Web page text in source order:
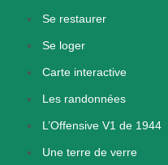
Se restaurer
Se loger
Carte interactive
Les randonnées
L’Offensive V1 de 1944
Une terre de verre